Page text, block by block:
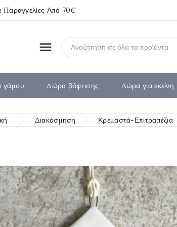
Παραγγελίες Από 70€

Δώρα βάφτισης Δώρα για εκείνη
Διακόσμηση Κρεμαστά-Επιτραπέζια